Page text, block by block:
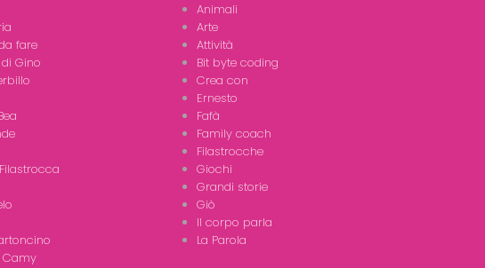
fare
Gino
Camy
Animali
Arte
Attività
Bit byte coding
Crea con
Ernesto
Fafà
Family coach
Filastrocche
Giochi
Grandi storie
Giò
Il corpo parla
La Parola